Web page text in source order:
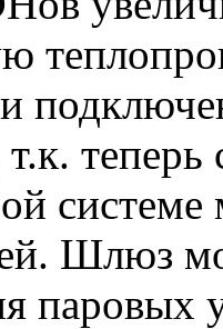
системе
Шлюз
паровых